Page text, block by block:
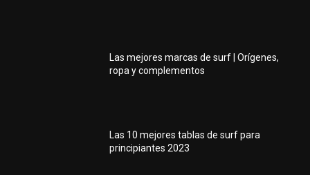
Las mejores marcas de surf | Orígenes,
ropa y complementos
Las 10 mejores tablas de surf para
principiantes 2023